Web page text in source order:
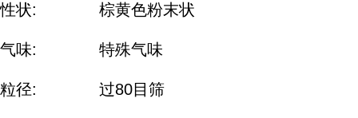
性状: 棕黄色粉末状
气味: 特殊气味
粒径: 过80目筛